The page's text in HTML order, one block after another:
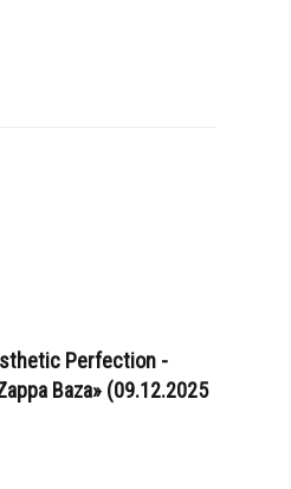
Perfection -
Baza» (09.12.2025